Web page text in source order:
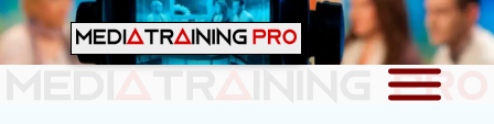
Ga
naar
de
MEDIATRAINING PRO
Mediatraining en presentatie & pitchtraining